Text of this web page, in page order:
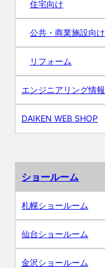
住宅向け
公共・商業施設向け
リフォーム
エンジニアリング情報
DAIKEN WEB SHOP
ショールーム
札幌ショールーム
仙台ショールーム
金沢ショールーム